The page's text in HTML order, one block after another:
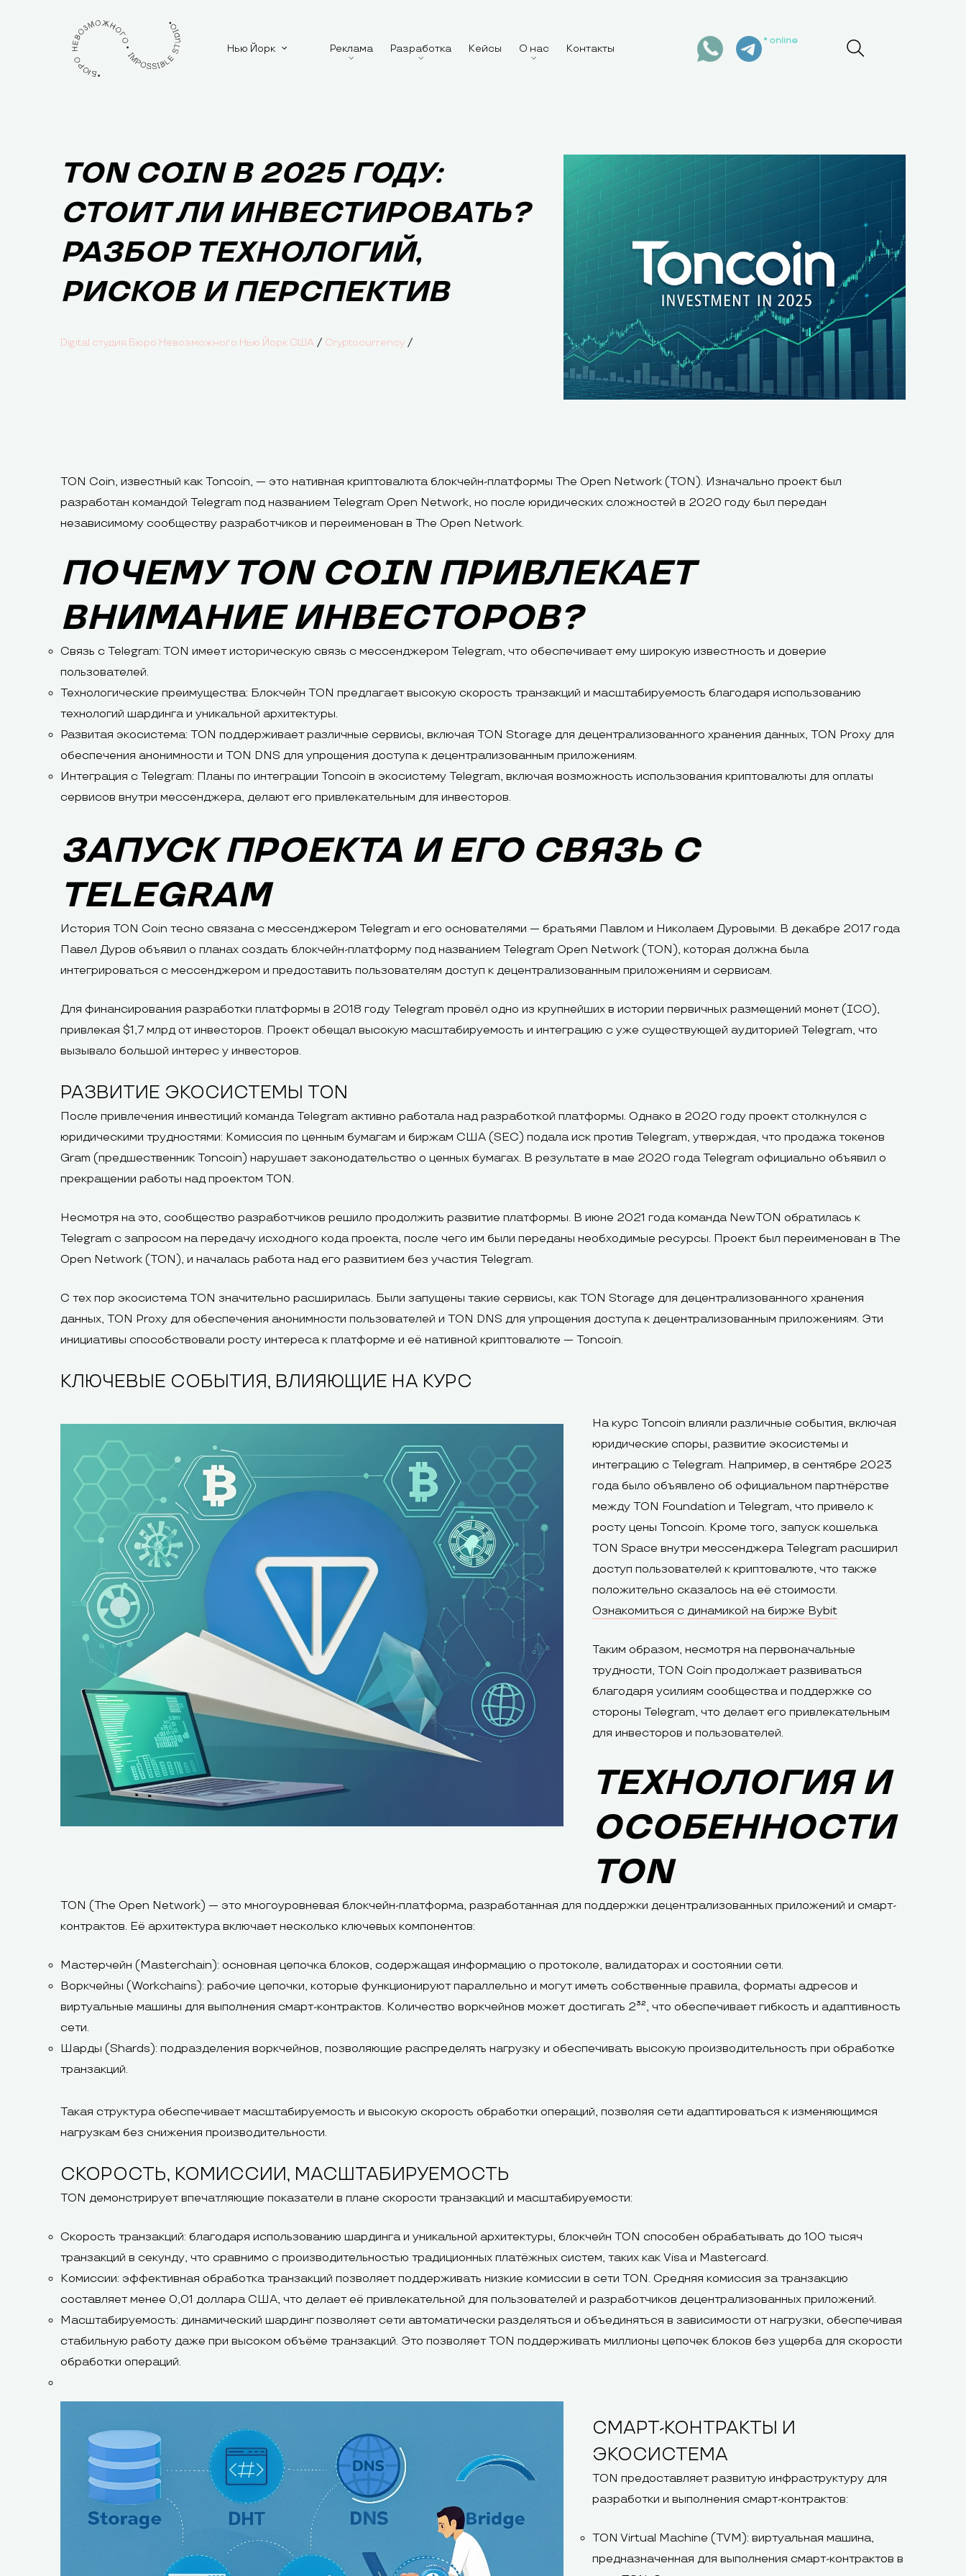
Нью Йорк Реклама Разработка Кейсы О нас Контакты
online
TON COIN В 2025 ГОДУ:
СТОИТ ЛИ ИНВЕСТИРОВАТЬ?
РАЗБОР ТЕХНОЛОГИЙ,
РИСКОВ И ПЕРСПЕКТИВ
Digital студия Бюро Невозможного Нью Йорк США / Cryptocurrency /
TON Coin, известный как Toncoin, — это нативная криптовалюта блокчейн-платформы The Open Network (TON). Изначально проект был
разработан командой Telegram под названием Telegram Open Network, но после юридических сложностей в 2020 году был передан
независимому сообществу разработчиков и переименован в The Open Network.
ПОЧЕМУ TON COIN ПРИВЛЕКАЕТ
ВНИМАНИЕ ИНВЕСТОРОВ?
Связь с Telegram: TON имеет историческую связь с мессенджером Telegram, что обеспечивает ему широкую известность и доверие
пользователей.
Технологические преимущества: Блокчейн TON предлагает высокую скорость транзакций и масштабируемость благодаря использованию
технологий шардинга и уникальной архитектуры.
Развитая экосистема: TON поддерживает различные сервисы, включая TON Storage для децентрализованного хранения данных, TON Proxy для
обеспечения анонимности и TON DNS для упрощения доступа к децентрализованным приложениям.
Интеграция с Telegram: Планы по интеграции Toncoin в экосистему Telegram, включая возможность использования криптовалюты для оплаты
сервисов внутри мессенджера, делают его привлекательным для инвесторов.
ЗАПУСК ПРОЕКТА И ЕГО СВЯЗЬ С
TELEGRAM
История TON Coin тесно связана с мессенджером Telegram и его основателями — братьями Павлом и Николаем Дуровыми. В декабре 2017 года
Павел Дуров объявил о планах создать блокчейн-платформу под названием Telegram Open Network (TON), которая должна была
интегрироваться с мессенджером и предоставить пользователям доступ к децентрализованным приложениям и сервисам.
Для финансирования разработки платформы в 2018 году Telegram провёл одно из крупнейших в истории первичных размещений монет (ICO),
привлекая $1,7 млрд от инвесторов. Проект обещал высокую масштабируемость и интеграцию с уже существующей аудиторией Telegram, что
вызывало большой интерес у инвесторов.
РАЗВИТИЕ ЭКОСИСТЕМЫ TON
После привлечения инвестиций команда Telegram активно работала над разработкой платформы. Однако в 2020 году проект столкнулся с
юридическими трудностями: Комиссия по ценным бумагам и биржам США (SEC) подала иск против Telegram, утверждая, что продажа токенов
Gram (предшественник Toncoin) нарушает законодательство о ценных бумагах. В результате в мае 2020 года Telegram официально объявил о
прекращении работы над проектом TON.
Несмотря на это, сообщество разработчиков решило продолжить развитие платформы. В июне 2021 года команда NewTON обратилась к
Telegram с запросом на передачу исходного кода проекта, после чего им были переданы необходимые ресурсы. Проект был переименован в The
Open Network (TON), и началась работа над его развитием без участия Telegram.
С тех пор экосистема TON значительно расширилась. Были запущены такие сервисы, как TON Storage для децентрализованного хранения
данных, TON Proxy для обеспечения анонимности пользователей и TON DNS для упрощения доступа к децентрализованным приложениям. Эти
инициативы способствовали росту интереса к платформе и её нативной криптовалюте — Toncoin.
КЛЮЧЕВЫЕ СОБЫТИЯ, ВЛИЯЮЩИЕ НА КУРС
На курс Toncoin влияли различные события, включая
юридические споры, развитие экосистемы и
интеграцию с Telegram. Например, в сентябре 2023
года было объявлено об официальном партнёрстве
между TON Foundation и Telegram, что привело к
росту цены Toncoin. Кроме того, запуск кошелька
TON Space внутри мессенджера Telegram расширил
доступ пользователей к криптовалюте, что также
положительно сказалось на её стоимости.
Ознакомиться с динамикой на бирже Bybit
Таким образом, несмотря на первоначальные
трудности, TON Coin продолжает развиваться
благодаря усилиям сообщества и поддержке со
стороны Telegram, что делает его привлекательным
для инвесторов и пользователей.
ТЕХНОЛОГИЯ И
ОСОБЕННОСТИ
TON
TON (The Open Network) — это многоуровневая блокчейн-платформа, разработанная для поддержки децентрализованных приложений и смарт-
контрактов. Её архитектура включает несколько ключевых компонентов:
Мастерчейн (Masterchain): основная цепочка блоков, содержащая информацию о протоколе, валидаторах и состоянии сети.
Воркчейны (Workchains): рабочие цепочки, которые функционируют параллельно и могут иметь собственные правила, форматы адресов и
виртуальные машины для выполнения смарт-контрактов. Количество воркчейнов может достигать 2³², что обеспечивает гибкость и адаптивность
сети.
Шарды (Shards): подразделения воркчейнов, позволяющие распределять нагрузку и обеспечивать высокую производительность при обработке
транзакций.
Такая структура обеспечивает масштабируемость и высокую скорость обработки операций, позволяя сети адаптироваться к изменяющимся
нагрузкам без снижения производительности.
СКОРОСТЬ, КОМИССИИ, МАСШТАБИРУЕМОСТЬ
TON демонстрирует впечатляющие показатели в плане скорости транзакций и масштабируемости:
Скорость транзакций: благодаря использованию шардинга и уникальной архитектуры, блокчейн TON способен обрабатывать до 100 тысяч
транзакций в секунду, что сравнимо с производительностью традиционных платёжных систем, таких как Visa и Mastercard.
Комиссии: эффективная обработка транзакций позволяет поддерживать низкие комиссии в сети TON. Средняя комиссия за транзакцию
составляет менее 0,01 доллара США, что делает её привлекательной для пользователей и разработчиков децентрализованных приложений.
Масштабируемость: динамический шардинг позволяет сети автоматически разделяться и объединяться в зависимости от нагрузки, обеспечивая
стабильную работу даже при высоком объёме транзакций. Это позволяет TON поддерживать миллионы цепочек блоков без ущерба для скорости
обработки операций.
СМАРТ-КОНТРАКТЫ И
ЭКОСИСТЕМА
TON предоставляет развитую инфраструктуру для
разработки и выполнения смарт-контрактов:
TON Virtual Machine (TVM): виртуальная машина,
предназначенная для выполнения смарт-контрактов в